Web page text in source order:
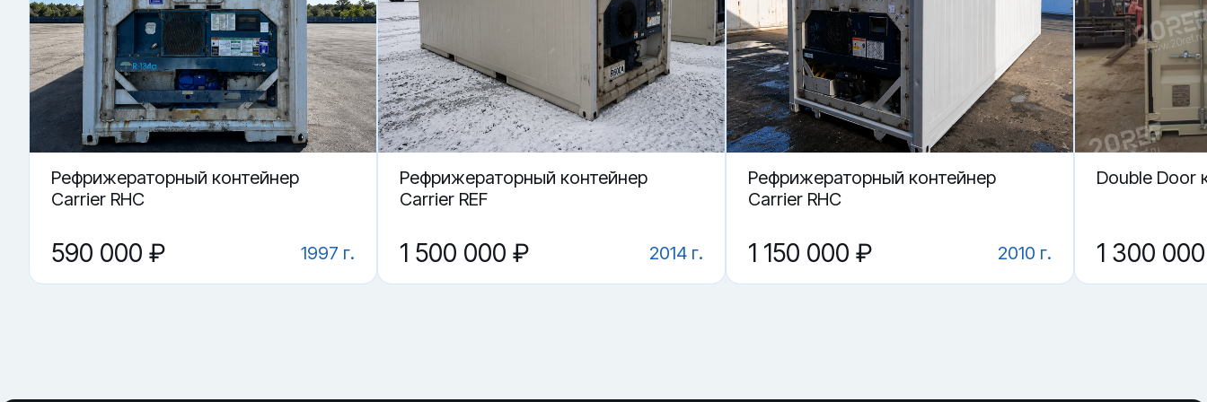
Купить «Flat Rack контейнер 40 футов (складной)» в Хабаровске.
▼ От чего зависит цена на Flat Rack контейнер 40 футов (складной)?
▼ Что критично проверить?
▼ Для каких задач используют чаще всего?
▼ Где купить Flat Rack контейнер 40 футов (складной) в Хабаровске?
▼ Чем спецконтейнер полезнее обычного?
Рефрижераторный контейнер
Carrier RHC
590 000 ₽ 1997 г.
Рефрижераторный контейнер
Carrier REF
1 500 000 ₽ 2014 г.
Рефрижераторный контейнер
Carrier RHC
1 150 000 ₽ 2010 г.
Double Door
1 300